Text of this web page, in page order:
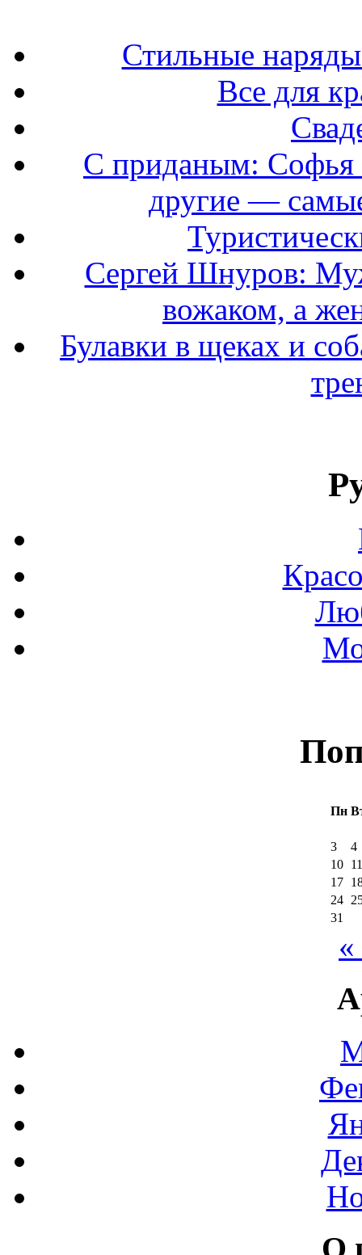
Стильные
Все для
С приданым: Софья
другие —
Сергей Шнуров:
вожаком, а
Булавки в щеках и
Пн
3
4
10
11
17
24
31